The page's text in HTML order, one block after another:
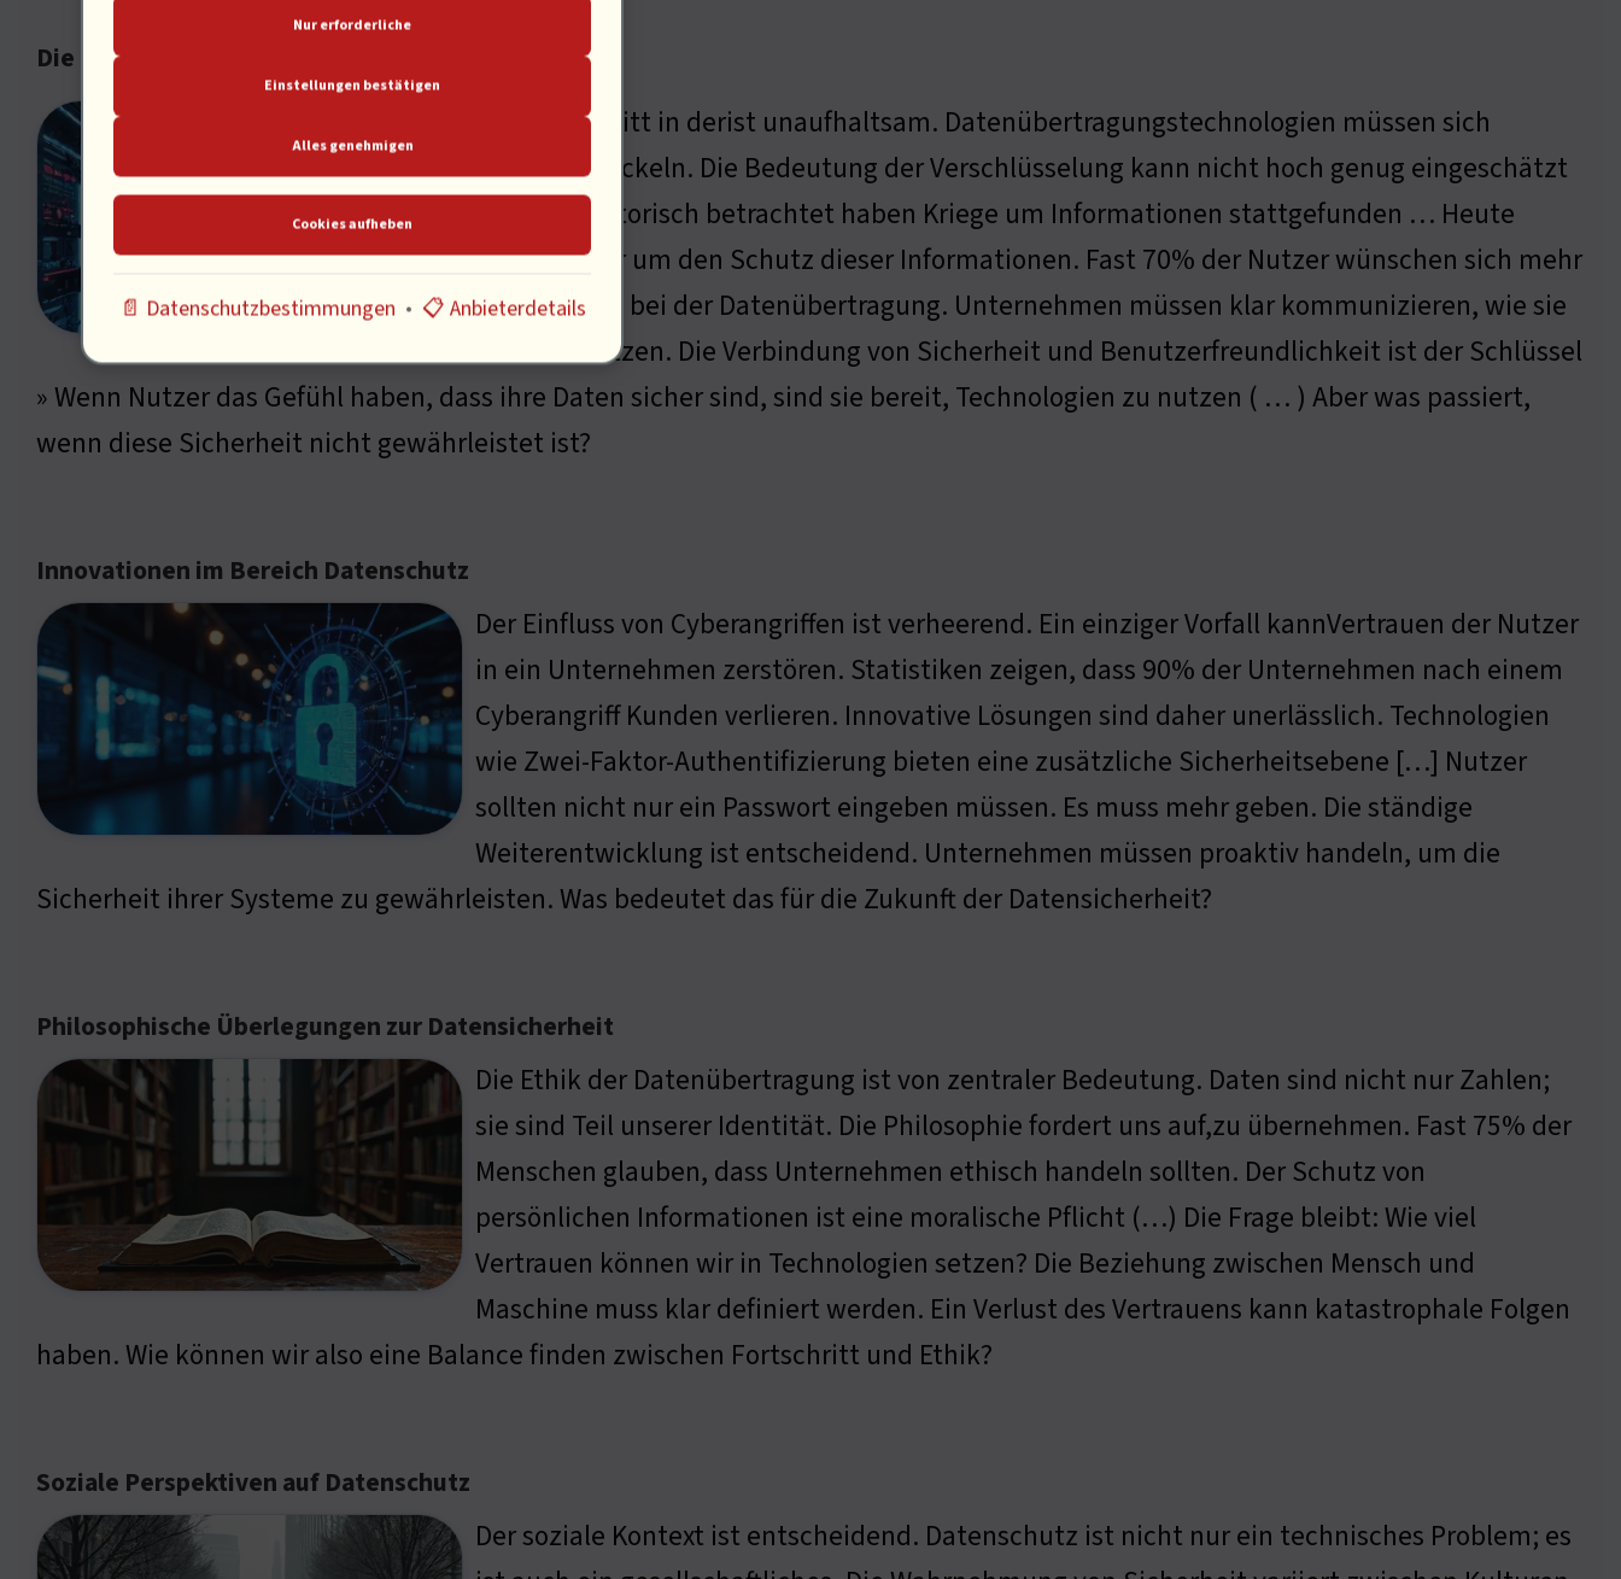
Die Rolle der Technologie in der Datensicherheit
Der Fortschritt in derist unaufhaltsam. Datenübertragungstechnologien müssen sich
weiterentwickeln. Die Bedeutung der Verschlüsselung kann nicht hoch genug eingeschätzt
werden. Historisch betrachtet haben Kriege um Informationen stattgefunden … Heute
kämpfen wir um den Schutz dieser Informationen. Fast 70% der Nutzer wünschen sich mehr
Transparenz bei der Datenübertragung. Unternehmen müssen klar kommunizieren, wie sie
Daten schützen. Die Verbindung von Sicherheit und Benutzerfreundlichkeit ist der Schlüssel
» Wenn Nutzer das Gefühl haben, dass ihre Daten sicher sind, sind sie bereit, Technologien zu nutzen ( … ) Aber was passiert,
wenn diese Sicherheit nicht gewährleistet ist?
Innovationen im Bereich Datenschutz
Der Einfluss von Cyberangriffen ist verheerend. Ein einziger Vorfall kannVertrauen der Nutzer
in ein Unternehmen zerstören. Statistiken zeigen, dass 90% der Unternehmen nach einem
Cyberangriff Kunden verlieren. Innovative Lösungen sind daher unerlässlich. Technologien
wie Zwei-Faktor-Authentifizierung bieten eine zusätzliche Sicherheitsebene […] Nutzer
sollten nicht nur ein Passwort eingeben müssen. Es muss mehr geben. Die ständige
Weiterentwicklung ist entscheidend. Unternehmen müssen proaktiv handeln, um die
Sicherheit ihrer Systeme zu gewährleisten. Was bedeutet das für die Zukunft der Datensicherheit?
Philosophische Überlegungen zur Datensicherheit
Die Ethik der Datenübertragung ist von zentraler Bedeutung. Daten sind nicht nur Zahlen;
sie sind Teil unserer Identität. Die Philosophie fordert uns auf,zu übernehmen. Fast 75% der
Menschen glauben, dass Unternehmen ethisch handeln sollten. Der Schutz von
persönlichen Informationen ist eine moralische Pflicht (…) Die Frage bleibt: Wie viel
Vertrauen können wir in Technologien setzen? Die Beziehung zwischen Mensch und
Maschine muss klar definiert werden. Ein Verlust des Vertrauens kann katastrophale Folgen
haben. Wie können wir also eine Balance finden zwischen Fortschritt und Ethik?
Soziale Perspektiven auf Datenschutz
Der soziale Kontext ist entscheidend. Datenschutz ist nicht nur ein technisches Problem; es
Nur erforderliche
Einstellungen bestätigen
Alles genehmigen
Cookies aufheben
📄 Datenschutzbestimmungen • 📋 Anbieterdetails